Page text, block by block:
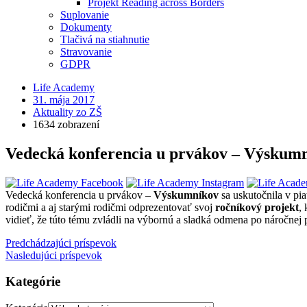
Suplovanie
Dokumenty
Tlačivá na stiahnutie
Stravovanie
GDPR
Life Academy
31. mája 2017
Aktuality zo ZŠ
1634 zobrazení
Vedecká konferencia u prvákov –
Vedecká konferencia u prvákov – Výskumníkov sa uskutočnila v
rodičmi a aj starými rodičmi odprezentovať svoj ročníkový projekt,
vidieť, že túto tému zvládli na výbornú a sladká odmena po
Predchádzajúci príspevok
Nasledujúci príspevok
Kategórie